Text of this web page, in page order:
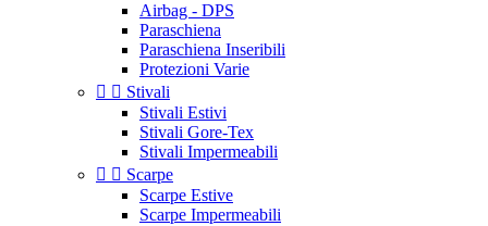
Airbag - DPS
Paraschiena
Paraschiena Inseribili
Protezioni Varie
  Stivali
Stivali Estivi
Stivali Gore-Tex
Stivali Impermeabili
  Scarpe
Scarpe Estive
Scarpe Impermeabili